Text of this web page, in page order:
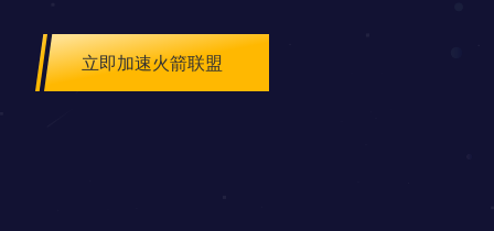
立即加速火箭联盟